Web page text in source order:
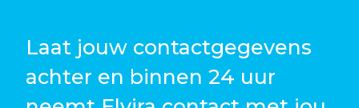
Laat jouw contactgegevens
achter en binnen 24 uur